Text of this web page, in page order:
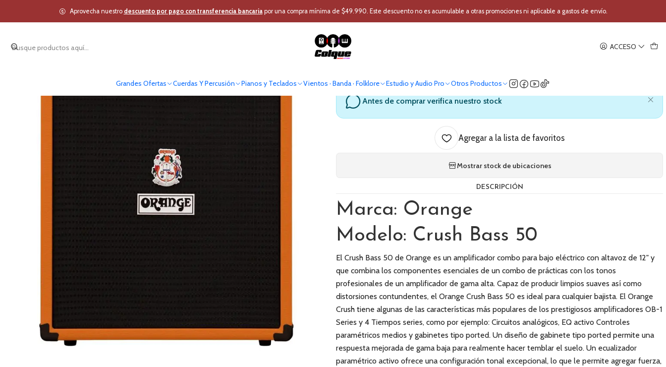
ACCESO
Grandes Ofertas Cuerdas Y Percusión Pianos y Teclados Vientos · Banda · Folklore Estudio y Audio Pro Otros Productos
Aprovecha nuestro descuento por pago con transferencia bancariapor una compra mínima de $49.990. Este descuento no es acumulable a otras promociones ni aplicable a gastos de envío.
Inicio Cuerdas Y Percusión Instrumentos Cuerda Amplificacion Bajo Amplificador Combo Bajo Orange Crush Bass 50
Amplificador Combo Bajo Orange Crush
Antes de comprar verifica nuestro stock
Agregar a la lista de favoritos
Mostrar stock de ubicaciones
DESCRIPCIÓN
Marca: Orange
Modelo: Crush Bass 50
El Crush Bass 50 de Orange es un amplificador combo para bajo eléctrico con altavoz de 12" y
que combina los componentes esenciales de un combo de prácticas con los tonos
profesionales de un amplificador de gama alta. Capaz de producir limpios suaves así como
distorsiones contundentes, el Orange Crush Bass 50 es ideal para cualquier bajista. El Orange
Crush tiene algunas de las características más populares de los prestigiosos amplificadores OB-1
Series y 4 Tiempos series, como por ejemplo: Circuitos analógicos, EQ activo Controles
paramétricos medios y gabinetes tipo ported. Un diseño de gabinete tipo ported permite una
respuesta mejorada de gama baja para realmente hacer temblar el suelo. Un ecualizador
paramétrico activo ofrece una configuración tonal excepcional, lo que le permite agregar fuerza,